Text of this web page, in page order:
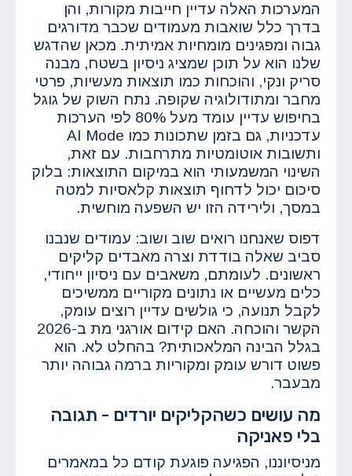
המערכות האלה עדיין חייבות מקורות, והן
בדרך כלל שואבות מעמודים שכבר מדורגים
גבוה ומפגינים מומחיות אמיתית. מכאן שהדגש
שלנו הוא על תוכן שמציג ניסיון בשטח, מבנה
סריק ונקי, והוכחות כמו תוצאות מעשיות, פרטי
מחבר ומתודולוגיה שקופה. נתח השוק של גוגל
בחיפוש עדיין עומד מעל 80% לפי הערכות
עדכניות, גם בזמן שתכונות כמו AI Mode
ותשובות אוטומטיות מתרחבות. עם זאת,
השינוי המשמעותי הוא במיקום התוצאות: בלוק
סיכום יכול לדחוף תוצאות קלאסיות למטה
במסך, ולירידה הזו יש השפעה מוחשית.
דפוס שאנחנו רואים שוב ושוב: עמודים שנבנו
סביב שאלה בודדת וצרה מאבדים קליקים
ראשונים. לעומתם, משאבים עם ניסיון ייחודי,
כלים מעשיים או נתונים מקוריים ממשיכים
לקבל תנועה, כי גולשים עדיין רוצים עומק,
הקשר והוכחה. האם קידום אורגני מת ב-2026
בגלל הבינה המלאכותית? בהחלט לא. הוא
פשוט דורש עומק ומקוריות ברמה גבוהה יותר
מבעבר.
מה עושים כשהקליקים יורדים - תגובה
בלי פאניקה
מניסיוננו, הפגיעה פוגעת קודם כל במאמרים